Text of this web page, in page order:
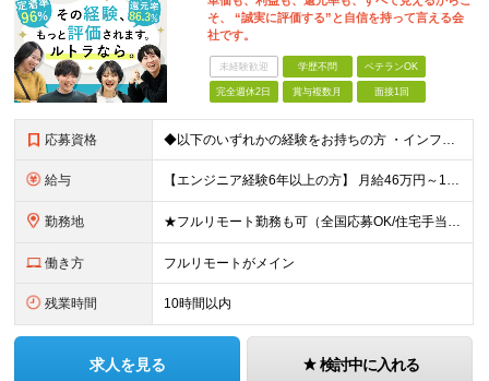
そ、 “誠実に評価する”と自信を持って言える会
社です。
未経験歓迎 学歴不問 ベテランOK
完全週休2日 賞与複数月 面接1回
応募資格 ◆以下のいずれかの経験をお持ちの方 ・インフラ設計・構築の実務経験（オンプレ/クラウドどちらもOK） ・クラウド環境下での運用保守に関する実務経験 ◆学歴不問 ＜こんな方は特に歓迎します＞ ◎これま
給与 【エンジニア経験6年以上の方】 月給46万円～100万円（固定残業代含む） ※上記月給には月30時間分の固定残業代（月8万7,400円～月19万円）を含む。超過分は全額支給。 【エンジニア経験4年以
勤務地 ★フルリモート勤務も可（全国応募OK/住宅手当を支給します） ※案件によって常駐が必要になる場合があります。 ※希望がない限り、転勤はありません ※U・Iターン歓迎 ★ルトラの社員は全国各地で活躍中
働き方 フルリモートがメイン
残業時間 10時間以内
求人を見る 検討中に入れる